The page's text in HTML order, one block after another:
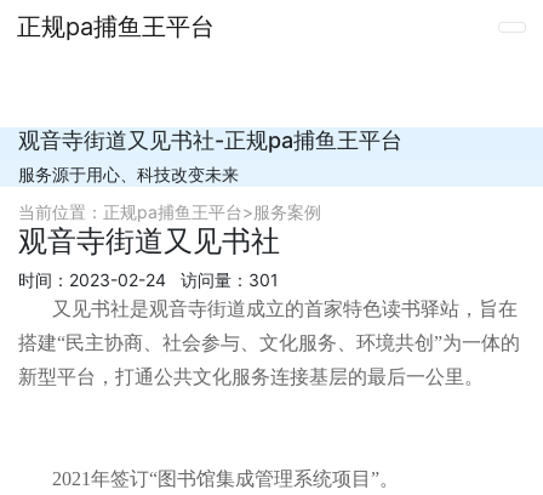
正规pa捕鱼王平台
观音寺街道又见书社-正规pa捕鱼王平台
服务源于用心、科技改变未来
当前位置： 正规pa捕鱼王平台>服务案例
观音寺街道又见书社
时间：2023-02-24 访问量：301
又见书社是观音寺街道成立的首家特色读书驿站，旨在
搭建“民主协商、社会参与、文化服务、环境共创”为一体的
新型平台，打通公共文化服务连接基层的最后一公里。
2021年签订“图书馆集成管理系统项目”。